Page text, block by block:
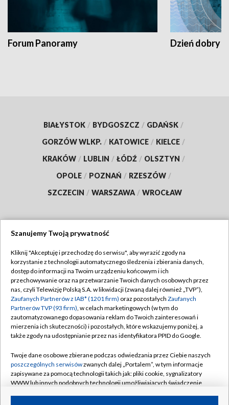
Forum Panoramy Dzień dobry
BIAŁYSTOK / BYDGOSZCZ / GDAŃSK /
GORZÓW WLKP. / KATOWICE / KIELCE /
KRAKÓW / LUBLIN / ŁÓDŹ / OLSZTYN /
OPOLE / POZNAŃ / RZESZÓW /
SZCZECIN / WARSZAWA / WROCŁAW
TVP
Abonament TVP
Emisja w TVP
Centrum informacji TVP
Naziemna Telewizja Cyfrowa
Rada Programowa
System NOS
Informacje o nadawcy
Regulamin TVP
Polityka prywatności
Moje zgody
Pomoc
Kontakt
Kanały
Szanujemy Twoją prywatność
Kliknij "Akceptuję i przechodzę do serwisu", aby wyrazić zgody na
korzystanie z technologii automatycznego śledzenia i zbierania danych,
dostęp do informacji na Twoim urządzeniu końcowym i ich
przechowywanie oraz na przetwarzanie Twoich danych osobowych przez
nas, czyli Telewizję Polską S.A. w likwidacji (zwaną dalej również „TVP”),
Zaufanych Partnerów z IAB* (1201 firm) oraz pozostałych Zaufanych
Partnerów TVP (93 firm), w celach marketingowych (w tym do
zautomatyzowanego dopasowania reklam do Twoich zainteresowań i
mierzenia ich skuteczności) i pozostałych, które wskazujemy poniżej, a
także zgody na udostępnianie przez nas identyfikatora PPID do Google.
Twoje dane osobowe zbierane podczas odwiedzania przez Ciebie naszych
poszczególnych serwisówzwanych dalej „Portalem”, w tym informacje
zapisywane za pomocą technologii takich jak: pliki cookie, sygnalizatory
WWW lub innych podobnych technologii umożliwiających świadczenie